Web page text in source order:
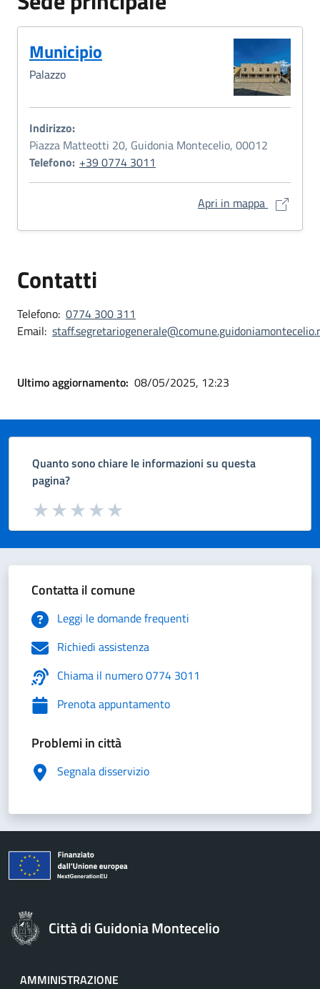
Municipio
Palazzo
Indirizzo:
Piazza Matteotti 20, Guidonia Montecelio, 00012
Telefono: +39 0774 3011
Apri in mappa
Contatti
Telefono: 0774 300 311
Email:
Ultimo aggiornamento: 08/05/2025, 12:23
Quanto sono chiare le informazioni su questa
pagina?
Valuta da 1 a 5 stelle la pagina
Valuta 5 stelle su 5
Valuta 4 stelle su 5
Valuta 3 stelle su 5
Valuta 2 stelle su 5
Valuta 1 stelle su 5
Contatta il comune
Leggi le domande frequenti
Richiedi assistenza
Chiama il numero 0774 3011
Prenota appuntamento
Problemi in città
Segnala disservizio
Città di Guidonia Montecelio
AMMINISTRAZIONE